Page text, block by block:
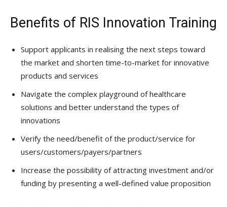
Benefits of RIS Innovation Training
Support applicants in realising the next steps toward
the market and shorten time-to-market for innovative
products and services
Navigate the complex playground of healthcare
solutions and better understand the types of
innovations
Verify the need/benefit of the product/service for
users/customers/payers/partners
Increase the possibility of attracting investment and/or
funding by presenting a well-defined value proposition